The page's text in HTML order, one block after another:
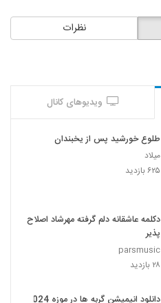
نظرات
ویدیوهای کانال
طلوع خورشید پس از یخبندان
میلاد
۶۲۵ بازدید
دکلمه عاشقانه دلم گرفته مهرشاد اصلاح
پذیر
parsmusic
۲۸ بازدید
دانلود انیمیشن گربه ها در موزه 2024